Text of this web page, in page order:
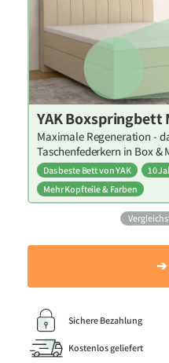
YAK Boxspringbett
Maximale Regeneration -
Taschenfederkern in Box &
Das beste Bett von YAK
10
Mehr Kopfteile & Farben
➔
Sichere Bezahlung
Kostenlos geliefert